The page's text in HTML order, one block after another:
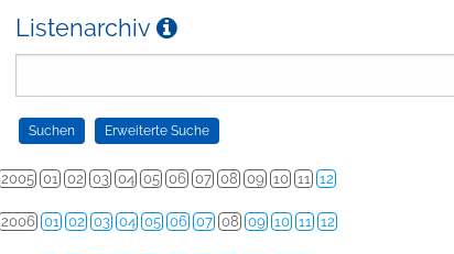
Listenarchiv
2005 01 02 03 04 05 06 07 08 09 10 11 12
2006 01 02 03 04 05 06 07 08 09 10 11 12